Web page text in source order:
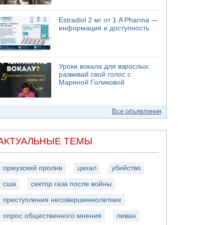
Estradiol 2 мг от 1 A Pharma —
информация и доступность
Уроки вокала для взрослых:
развивай свой голос с
Мариной Голиковой
Все объявления
ТЕМЫ
ормузский пролив цахал убийство
сша сектор газа после войны
преступления несовершеннолетних
опрос общественного мнения ливан